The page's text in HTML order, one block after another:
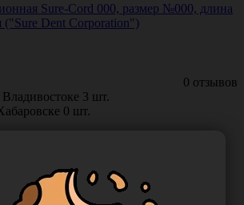
Sure-Cord 000, размер №000, длина
("Sure Dent Corporation")
0 отзывов
3 шт.
0 шт.